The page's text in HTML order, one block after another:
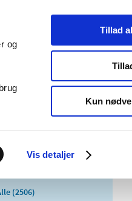
og
Vis detaljer
Tillad
Kun
Særlige
produktområder
(2506)